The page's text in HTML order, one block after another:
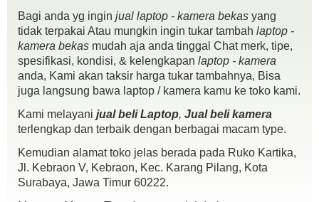
Canon SpeedLite 430 EX II
Kondisi Terawat :
No minus
Kelengkapan :
unit
pounch
dosbook
yang g da jangan di tanya,.,.,!!!
Bagi anda yg ingin jual laptop - kamera bekas yang
tidak terpakai Atau mungkin ingin tukar tambah laptop -
kamera bekas mudah aja anda tinggal Chat merk, tipe,
spesifikasi, kondisi, & kelengkapan laptop - kamera
anda, Kami akan taksir harga tukar tambahnya, Bisa
juga langsung bawa laptop / kamera kamu ke toko kami.
Kami melayani jual beli Laptop, Jual beli kamera
terlengkap dan terbaik dengan berbagai macam type.
Kemudian alamat toko jelas berada pada Ruko Kartika,
Jl. Kebraon V, Kebraon, Kec. Karang Pilang, Kota
Surabaya, Jawa Timur 60222.